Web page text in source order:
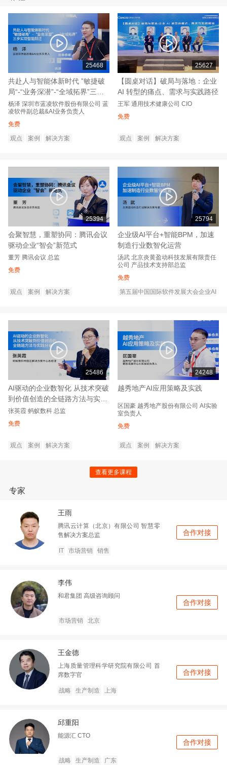
25468
共赴人与智能体新时代 ”敏捷破
局“-“业务深潜”-“全域拓界”三步
实现智能跃迁
杨泽 深圳市蓝凌软件股份有限公司 蓝
凌软件副总裁&AI业务负责人
免费
观点
案例 解决方案
25627
【圆桌对话】破局与落地：企业
AI 转型的痛点、需求与实践路径
王军 通用技术健康公司 CIO
免费
观点 案例 解决方案
25394
会聚智慧，重塑协同：腾讯会议
驱动企业“智会”新范式
董芳 腾讯会议 总监
免费
观点 案例 解决方案
25794
企业级AI平台+智能BPM，加速
制造行业数智化运营
汤武 北京炎黄盈动科技发展有限责任
公司 产品技术支持部总监
免费
第五届中国国际软件发展大会企业AI
25486
AI驱动的企业数智化 从技术突破
到价值创造的全链路方法与实践
分享
张英霞 蚂蚁数科 总监
免费
观点 案例 解决方案
24248
越秀地产AI应用策略及实践
区国豪 越秀地产股份有限公司 AI实验
室负责人
免费
观点 案例 解决方案
查看更多课程
专家
王雨
腾讯云计算（北京）有限公司 智慧零
售解决方案总监
IT 市场营销 销售
合作对接
李伟
和君集团 高级咨询顾问
市场营销 北京
合作对接
王金德
上海质量管理科学研究院有限公司 首
席数字官
战略 生产制造 上海
合作对接
邱重阳
能源汇 CTO
战略 生产制造 广东
合作对接